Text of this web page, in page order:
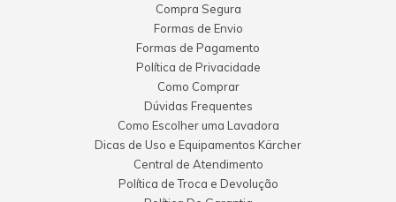
Compra Segura
Formas de Envio
Formas de Pagamento
Política de Privacidade
Como Comprar
Dúvidas Frequentes
Como Escolher uma Lavadora
Dicas de Uso e Equipamentos Kärcher
Central de Atendimento
Política de Troca e Devolução